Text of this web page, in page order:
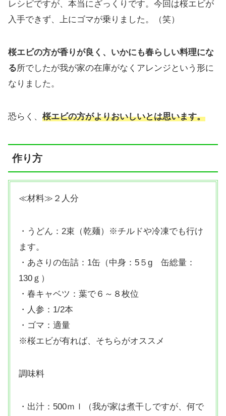
レシピですが、本当にざっくりです。今回は桜エビが
入手できず、上にゴマが乗りました。（笑）
桜エビの方が香りが良く、いかにも春らしい料理にな
る所でしたが我が家の在庫がなくアレンジという形に
なりました。
恐らく、 桜エビの方がよりおいしいとは思います。
作り方
≪材料≫２人分
・うどん：2束（乾麺）※チルドや冷凍でも行け
ます。
・あさりの缶詰：1缶（中身：5５g 缶総量：
130ｇ）
・春キャベツ：葉で６～８枚位
・人参：1/2本
・ゴマ：適量
※桜エビが有れば、そちらがオススメ
調味料
・出汁：500ｍｌ（我が家は煮干しですが、何で